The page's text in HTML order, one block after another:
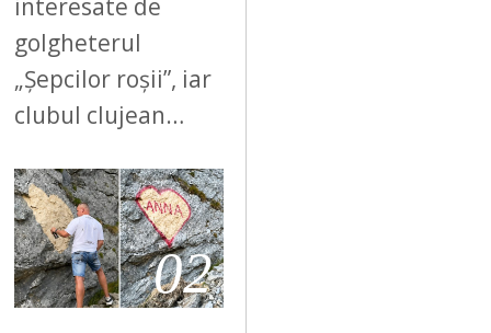
interesate de
golgheterul
„Șepcilor roșii”, iar
clubul clujean…
02